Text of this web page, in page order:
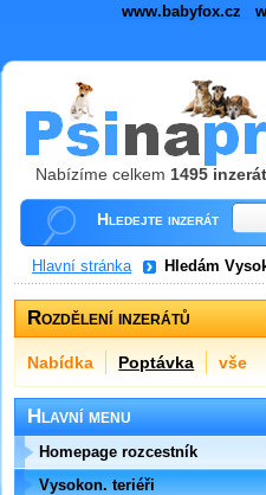
www.babyfox.cz
Nabízíme celkem 1495
Hledejte inzerát
Hlavní stránka Hledám
Rozdělení inzerátů
Nabídka Poptávka vše
Hlavní menu
Homepage rozcestník
Vysokon. teriéři